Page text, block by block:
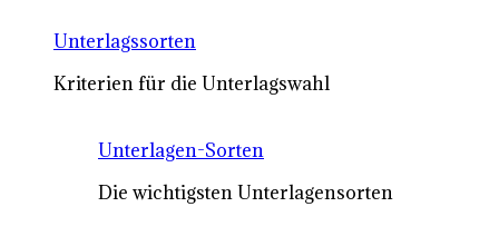
Unterlagssorten
Kriterien für die Unterlagswahl
Unterlagen-Sorten
Die wichtigsten Unterlagensorten